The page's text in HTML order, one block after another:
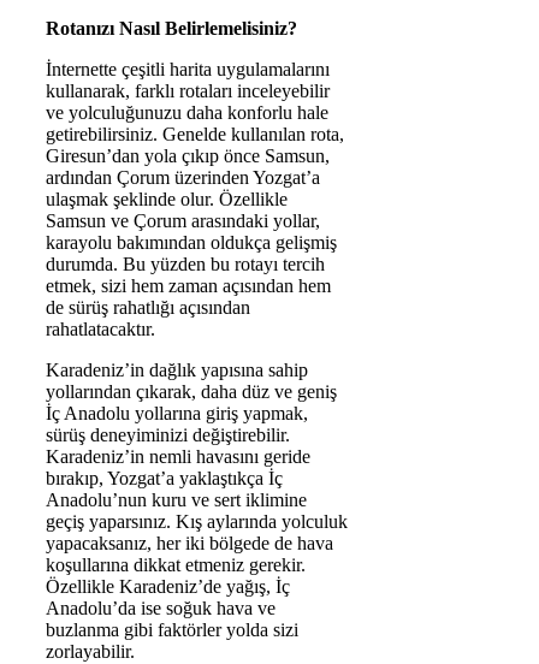
Rotanızı Nasıl Belirlemelisiniz?
İnternette çeşitli harita uygulamalarını
kullanarak, farklı rotaları inceleyebilir
ve yolculuğunuzu daha konforlu hale
getirebilirsiniz. Genelde kullanılan rota,
Giresun’dan yola çıkıp önce Samsun,
ardından Çorum üzerinden Yozgat’a
ulaşmak şeklinde olur. Özellikle
Samsun ve Çorum arasındaki yollar,
karayolu bakımından oldukça gelişmiş
durumda. Bu yüzden bu rotayı tercih
etmek, sizi hem zaman açısından hem
de sürüş rahatlığı açısından
rahatlatacaktır.
Karadeniz’in dağlık yapısına sahip
yollarından çıkarak, daha düz ve geniş
İç Anadolu yollarına giriş yapmak,
sürüş deneyiminizi değiştirebilir.
Karadeniz’in nemli havasını geride
bırakıp, Yozgat’a yaklaştıkça İç
Anadolu’nun kuru ve sert iklimine
geçiş yaparsınız. Kış aylarında yolculuk
yapacaksanız, her iki bölgede de hava
koşullarına dikkat etmeniz gerekir.
Özellikle Karadeniz’de yağış, İç
Anadolu’da ise soğuk hava ve
buzlanma gibi faktörler yolda sizi
zorlayabilir.